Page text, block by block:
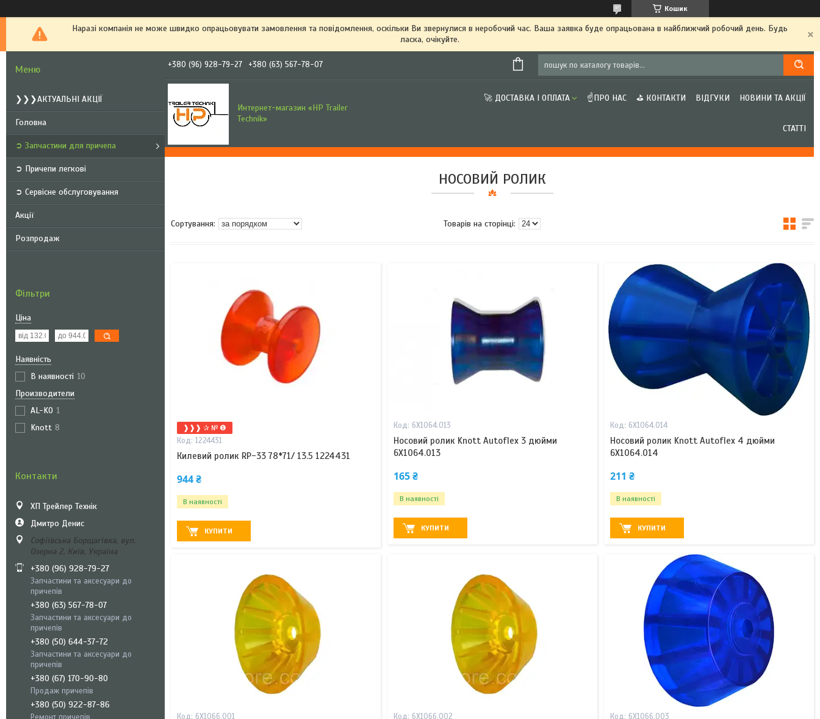
Кошик
Наразі компанія не може швидко опрацьовувати замовлення та повідомлення, оскільки Ви звернулися в неробочий час. Ваша заявка буде опрацьована в найближчий робочий день. Будь
ласка, очікуйте.
❯❯❯АКТУАЛЬНІ АКЦІЇ
Головна
➲ Запчастини для причепа
➲ Причепи легкові
➲ Сервісне обслуговування
Акції
Розпродаж
Фільтри
Ціна
Наявність
В наявності 10
Производители
AL-KO 1
Knott 8
Контакти
ХП Трейлер Технік
Дмитро Денис
Софіївська Борщагівка, вул.
Озерна 2, Київ, Україна
+380 (96) 928-79-27
Запчастини та аксесуари до
причепів
+380 (63) 567-78-07
Запчастини та аксесуари до
причепів
+380 (50) 644-37-72
Запчастини та аксесуари до
причепів
+380 (67) 170-90-80
Продаж причепів
+380 (50) 922-87-86
+380 (96) 928-79-27 +380 (63) 567-78-07
Интернет-магазин «HP Trailer
Technik»
🚀 ДОСТАВКА І ОПЛАТА ☝ПРО НАС ⛳ КОНТАКТИ ВІДГУКИ НОВИНИ ТА АКЦІЇ
СТАТТІ
НОСОВИЙ РОЛИК
❱❱❱ ✰ № ❶
1224431
Килевий ролик RP-33 78*71/ 13.5 1224431
944 ₴
В наявності
КУПИТИ
6X1064.013
Носовий ролик Knott Autoflex 3 дюйми
6X1064.013
165 ₴
В наявності
КУПИТИ
6X1064.014
Носовий ролик Knott Autoflex 4 дюйми
6X1064.014
211 ₴
В наявності
КУПИТИ
6X1066.001 6X1066.002 6X1066.003